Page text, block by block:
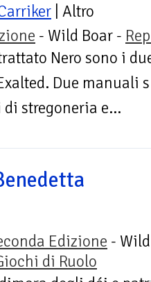
| Altro
- Wild Boar -
Nero sono i
Due manuali
stregoneria e...
Edizione -
di Ruolo